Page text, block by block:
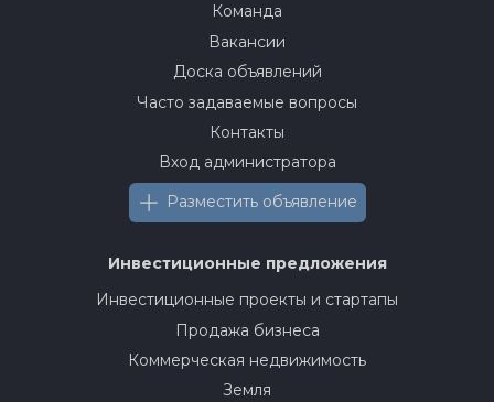
Команда
Вакансии
Доска объявлений
Часто задаваемые вопросы
Контакты
Вход администратора
Разместить объявление
Инвестиционные предложения
Инвестиционные проекты и стартапы
Продажа бизнеса
Коммерческая недвижимость
Земля